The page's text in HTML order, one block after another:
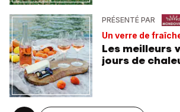
PRÉSENTÉ PAR
Un verre de
Les meilleurs
jours de